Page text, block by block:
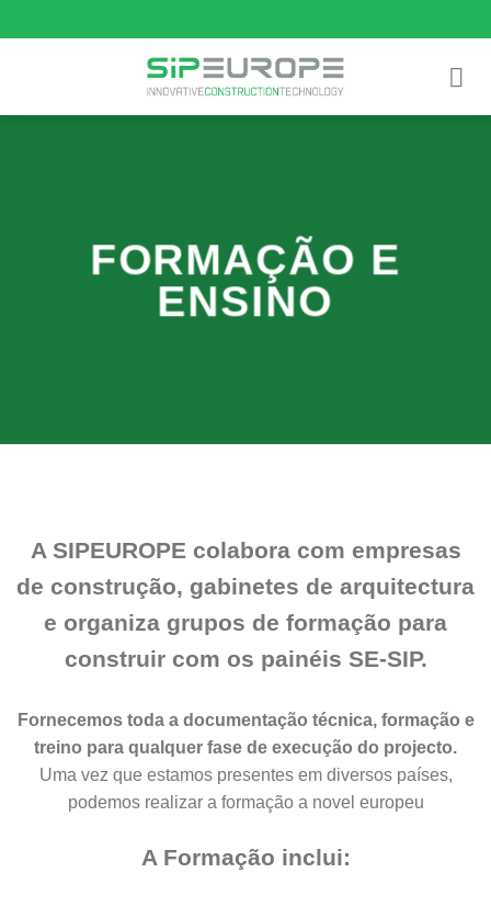
to
FORMAÇÃO E
ENSINO
A SIPEUROPE colabora com empresas
de construção, gabinetes de arquitectura
e organiza grupos de formação para
construir com os painéis SE-SIP.
Fornecemos toda a documentação técnica, formação e
treino para qualquer fase de execução do projecto.
Uma vez que estamos presentes em diversos países,
podemos realizar a formação a novel europeu
A Formação inclui: